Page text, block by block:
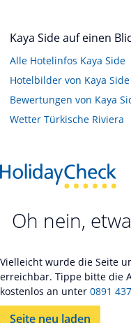
Kaya Side auf einen
Alle Hotelinfos Kaya Side
Hotelbilder von Kaya Side
Bewertungen von Kaya
Wetter Türkische Riviera
Oh nein,
Vielleicht wurde die Seite
erreichbar. Tippe bitte die
kostenlos an unter 0891
Seite neu laden